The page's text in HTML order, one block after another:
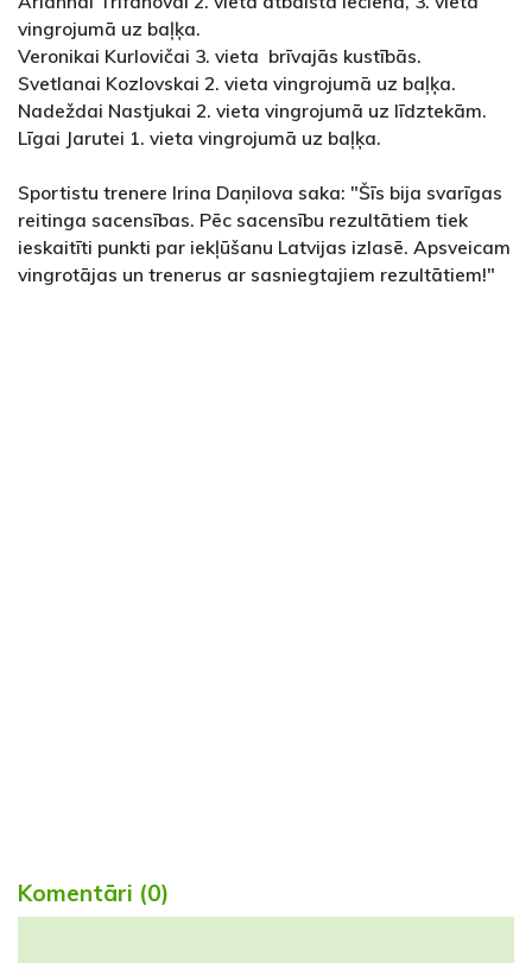
vingrojumā uz baļķa.
Veronikai Kurlovičai 3. vieta brīvajās kustībās.
Svetlanai Kozlovskai 2. vieta vingrojumā uz baļķa.
Nadeždai Nastjukai 2. vieta vingrojumā uz līdztekām.
Līgai Jarutei 1. vieta vingrojumā uz baļķa.
Sportistu trenere Irina Daņilova saka: "Šīs bija svarīgas
reitinga sacensības. Pēc sacensību rezultātiem tiek
ieskaitīti punkti par iekļūšanu Latvijas izlasē. Apsveicam
vingrotājas un trenerus ar sasniegtajiem rezultātiem!"
Komentāri (0)